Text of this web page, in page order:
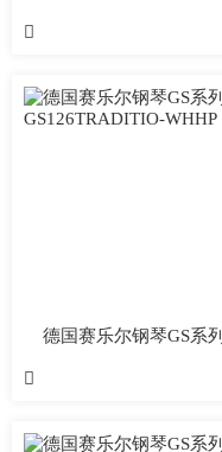

德国赛乐尔钢琴GS系列
